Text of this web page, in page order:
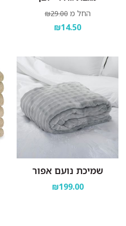
החל מ ₪29.00
₪14.50
שמיכת נועם אפור
₪199.00